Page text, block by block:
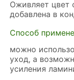
Оживляет цвет
добавлена в
Способ
можно
уход, а
усиления